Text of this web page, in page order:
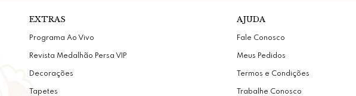
EXTRAS
Programa Ao Vivo
Revista Medalhão Persa VIP
Decorações
Tapetes
AJUDA
Fale Conosco
Meus Pedidos
Termos e Condições
Trabalhe Conosco